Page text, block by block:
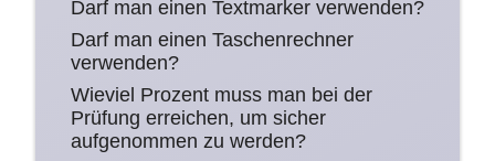
Darf man einen Textmarker verwenden?
Darf man einen Taschenrechner
verwenden?
Wieviel Prozent muss man bei der
Prüfung erreichen, um sicher
aufgenommen zu werden?